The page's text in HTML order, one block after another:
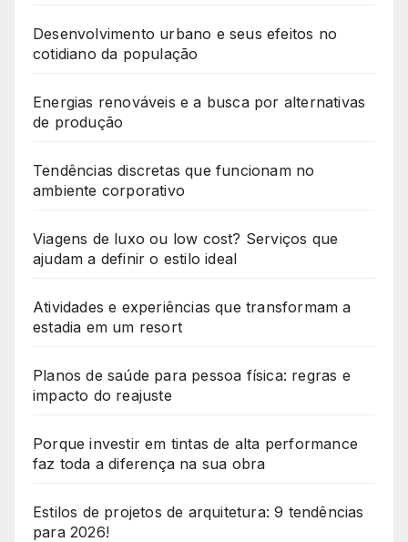
Desenvolvimento urbano e seus efeitos no
cotidiano da população
Energias renováveis e a busca por alternativas
de produção
Tendências discretas que funcionam no
ambiente corporativo
Viagens de luxo ou low cost? Serviços que
ajudam a definir o estilo ideal
Atividades e experiências que transformam a
estadia em um resort
Planos de saúde para pessoa física: regras e
impacto do reajuste
Porque investir em tintas de alta performance
faz toda a diferença na sua obra
Estilos de projetos de arquitetura: 9 tendências
para 2026!